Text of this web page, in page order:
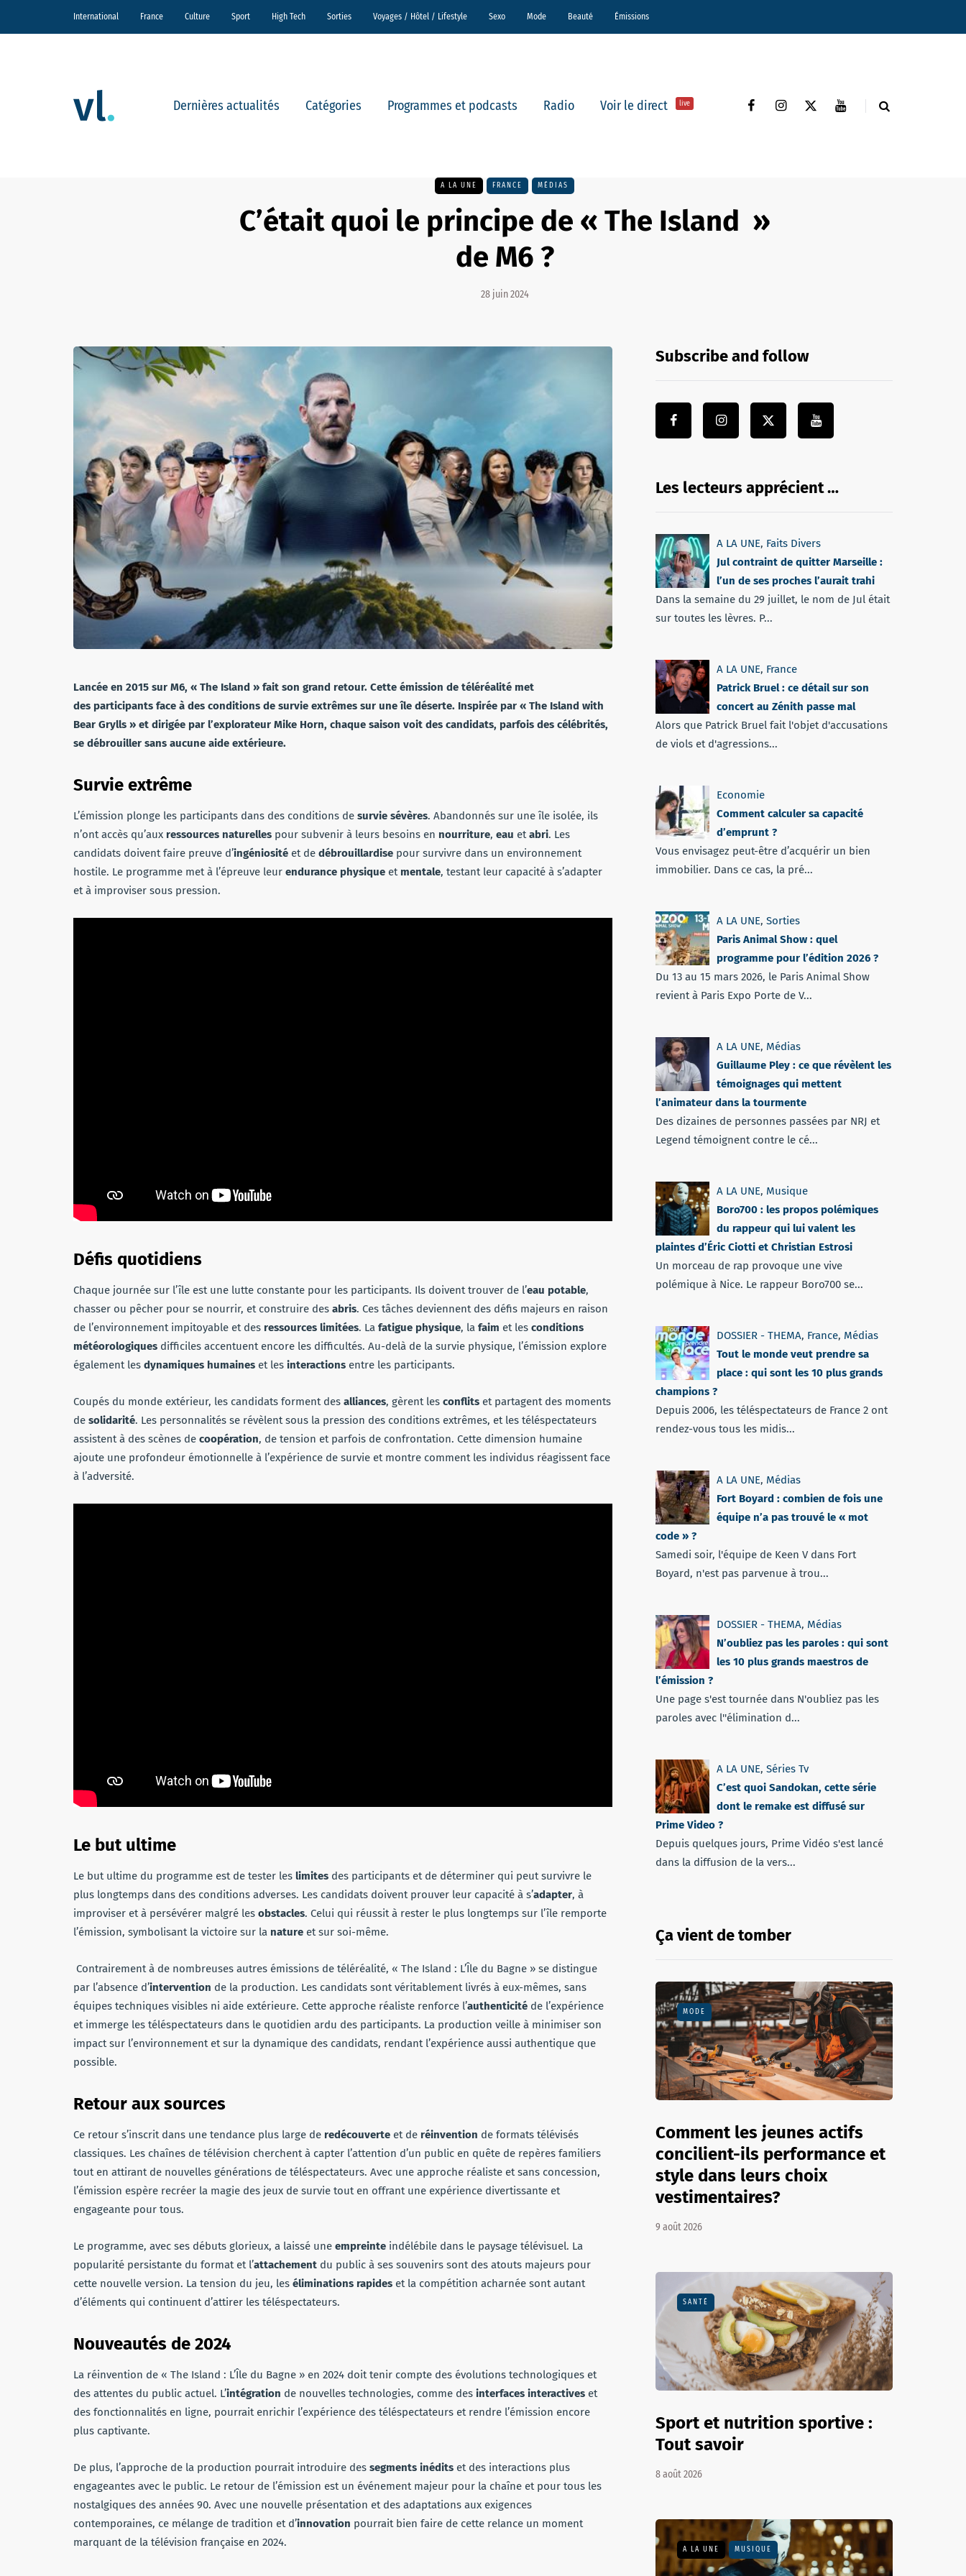
International France Culture Sport High Tech Sorties Voyages / Hôtel / Lifestyle Sexo Mode Beauté Émissions
Dernières actualités Catégories Programmes et podcasts Radio Voir le direct live
A LA UNE FRANCE MÉDIAS
C’était quoi le principe de « The Island »
de M6 ?
28 juin 2024
Lancée en 2015 sur M6, « The Island » fait son grand retour. Cette émission de téléréalité met
des participants face à des conditions de survie extrêmes sur une île déserte. Inspirée par « The Island with
Bear Grylls » et dirigée par l’explorateur Mike Horn, chaque saison voit des candidats, parfois des célébrités,
se débrouiller sans aucune aide extérieure.
Survie extrême
L’émission plonge les participants dans des conditions de survie sévères. Abandonnés sur une île isolée, ils
n’ont accès qu’aux ressources naturelles pour subvenir à leurs besoins en nourriture, eau etabri. Les
candidats doivent faire preuve d’ingéniosité et de débrouillardise pour survivre dans un environnement
hostile. Le programme met à l’épreuve leur endurance physique et mentale, testant leur capacité à s’adapter
et à improviser sous pression.
Défis quotidiens
Chaque journée sur l’île est une lutte constante pour les participants. Ils doivent trouver de l’eau potable,
chasser ou pêcher pour se nourrir, et construire des abris. Ces tâches deviennent des défis majeurs en raison
de l’environnement impitoyable et des ressources limitées. La fatigue physique, la faim et les conditions
météorologiques difficiles accentuent encore les difficultés. Au-delà de la survie physique, l’émission explore
également les dynamiques humaines et les interactions entre les participants.
Coupés du monde extérieur, les candidats forment des alliances, gèrent les conflits et partagent des moments
de solidarité. Les personnalités se révèlent sous la pression des conditions extrêmes, et les téléspectateurs
assistent à des scènes de coopération, de tension et parfois de confrontation. Cette dimension humaine
ajoute une profondeur émotionnelle à l’expérience de survie et montre comment les individus réagissent face
à l’adversité.
Le but ultime
Le but ultime du programme est de tester les limites des participants et de déterminer qui peut survivre le
plus longtemps dans des conditions adverses. Les candidats doivent prouver leur capacité à s’adapter, à
improviser et à persévérer malgré les obstacles. Celui qui réussit à rester le plus longtemps sur l’île remporte
l’émission, symbolisant la victoire sur la nature et sur soi-même.
Contrairement à de nombreuses autres émissions de téléréalité, « The Island : L’Île du Bagne » se distingue
par l’absence d’intervention de la production. Les candidats sont véritablement livrés à eux-mêmes, sans
équipes techniques visibles ni aide extérieure. Cette approche réaliste renforce l’authenticité de l’expérience
et immerge les téléspectateurs dans le quotidien ardu des participants. La production veille à minimiser son
impact sur l’environnement et sur la dynamique des candidats, rendant l’expérience aussi authentique que
possible.
Retour aux sources
Ce retour s’inscrit dans une tendance plus large de redécouverte et de réinvention de formats télévisés
classiques. Les chaînes de télévision cherchent à capter l’attention d’un public en quête de repères familiers
tout en attirant de nouvelles générations de téléspectateurs. Avec une approche réaliste et sans concession,
l’émission espère recréer la magie des jeux de survie tout en offrant une expérience divertissante et
engageante pour tous.
Le programme, avec ses débuts glorieux, a laissé une empreinte indélébile dans le paysage télévisuel. La
popularité persistante du format et l’attachement du public à ses souvenirs sont des atouts majeurs pour
cette nouvelle version. La tension du jeu, les éliminations rapides et la compétition acharnée sont autant
d’éléments qui continuent d’attirer les téléspectateurs.
Nouveautés de 2024
La réinvention de « The Island : L’Île du Bagne » en 2024 doit tenir compte des évolutions technologiques et
des attentes du public actuel. L’intégration de nouvelles technologies, comme des interfaces interactives et
des fonctionnalités en ligne, pourrait enrichir l’expérience des téléspectateurs et rendre l’émission encore
plus captivante.
De plus, l’approche de la production pourrait introduire des segments inédits et des interactions plus
engageantes avec le public. Le retour de l’émission est un événement majeur pour la chaîne et pour tous les
nostalgiques des années 90. Avec une nouvelle présentation et des adaptations aux exigences
contemporaines, ce mélange de tradition et d’innovation pourrait bien faire de cette relance un moment
marquant de la télévision française en 2024.
Subscribe and follow
Les lecteurs apprécient …
A LA UNE, Faits Divers
Jul contraint de quitter Marseille :
l’un de ses proches l’aurait trahi
Dans la semaine du 29 juillet, le nom de Jul était
sur toutes les lèvres. P...
A LA UNE, France
Patrick Bruel : ce détail sur son
concert au Zénith passe mal
Alors que Patrick Bruel fait l'objet d'accusations
de viols et d'agressions...
Economie
Comment calculer sa capacité
d’emprunt ?
Vous envisagez peut-être d’acquérir un bien
immobilier. Dans ce cas, la pré...
A LA UNE, Sorties
Paris Animal Show : quel
programme pour l’édition 2026 ?
Du 13 au 15 mars 2026, le Paris Animal Show
revient à Paris Expo Porte de V...
A LA UNE, Médias
Guillaume Pley : ce que révèlent les
témoignages qui mettent
l’animateur dans la tourmente
Des dizaines de personnes passées par NRJ et
Legend témoignent contre le cé...
A LA UNE, Musique
Boro700 : les propos polémiques
du rappeur qui lui valent les
plaintes d’Éric Ciotti et Christian Estrosi
Un morceau de rap provoque une vive
polémique à Nice. Le rappeur Boro700 se...
DOSSIER - THEMA, France, Médias
Tout le monde veut prendre sa
place : qui sont les 10 plus grands
champions ?
Depuis 2006, les téléspectateurs de France 2 ont
rendez-vous tous les midis...
A LA UNE, Médias
Fort Boyard : combien de fois une
équipe n’a pas trouvé le « mot
code » ?
Samedi soir, l'équipe de Keen V dans Fort
Boyard, n'est pas parvenue à trou...
DOSSIER - THEMA, Médias
N’oubliez pas les paroles : qui sont
les 10 plus grands maestros de
l’émission ?
Une page s'est tournée dans N'oubliez pas les
paroles avec l''élimination d...
A LA UNE, Séries Tv
C’est quoi Sandokan, cette série
dont le remake est diffusé sur
Prime Video ?
Depuis quelques jours, Prime Vidéo s'est lancé
dans la diffusion de la vers...
Ça vient de tomber
MODE
Comment les jeunes actifs
concilient-ils performance et
style dans leurs choix
vestimentaires?
9 août 2026
SANTÉ
Sport et nutrition sportive :
Tout savoir
8 août 2026
A LA UNE MUSIQUE